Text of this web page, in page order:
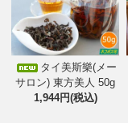
タイ美斯樂(メー
サロン) 東方美人 50g
1,944円(税込)